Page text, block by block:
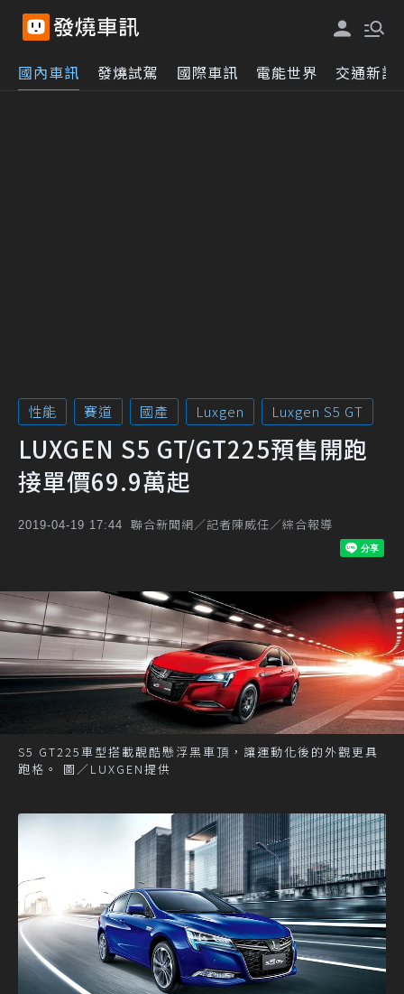
國內車訊 發燒試駕 國際車訊 電能世界 交通新訊
性能 賽道 國產 Luxgen Luxgen S5 GT
LUXGEN S5 GT/GT225預售開跑
接單價69.9萬起
2019-04-19 17:44 聯合新聞網／記者陳威任／綜合報導
S5 GT225車型搭載靚酷懸浮黑車頂，讓運動化後的外觀更具
跑格。 圖／LUXGEN提供